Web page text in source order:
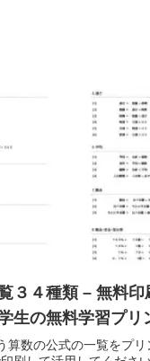
３４種類 – 無料印
生の無料学習プリ
算数の公式の一覧をプリ